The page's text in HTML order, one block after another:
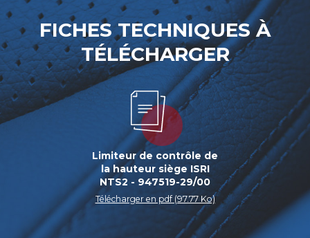
FICHES TECHNIQUES À
TÉLÉCHARGER
Limiteur de contrôle de
la hauteur siège ISRI
NTS2 - 947519-29/00
Télécharger en pdf (97.77 Ko)